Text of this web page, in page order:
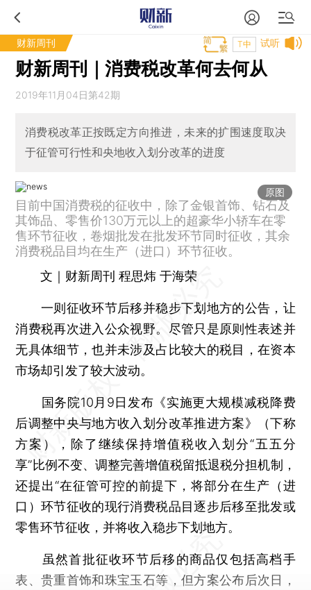
财新周刊 试听
T中
财新周刊｜消费税改革何去何从
2019年11月04日第42期
消费税改革正按既定方向推进，未来的扩围速度取决
于征管可行性和央地收入划分改革的进度
原图
目前中国消费税的征收中，除了金银首饰、钻石及
其饰品、零售价130万元以上的超豪华小轿车在零
售环节征收，卷烟批发在批发环节同时征收，其余
消费税品目均在生产（进口）环节征收。
文｜财新周刊 程思炜 于海荣
一则征收环节后移并稳步下划地方的公告，让
消费税再次进入公众视野。尽管只是原则性表述并
无具体细节，也并未涉及占比较大的税目，在资本
市场却引发了较大波动。
国务院10月9日发布《实施更大规模减税降费
后调整中央与地方收入划分改革推进方案》（下称
方案），除了继续保持增值税收入划分“五五分
享”比例不变、调整完善增值税留抵退税分担机制，
还提出“在征管可控的前提下，将部分在生产（进
口）环节征收的现行消费税品目逐步后移至批发或
零售环节征收，并将收入稳步下划地方。
虽然首批征收环节后移的商品仅包括高档手
表、贵重首饰和珠宝玉石等，但方案公布后次日，